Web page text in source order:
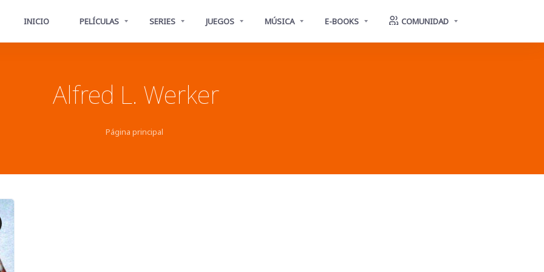
INICIO PELÍCULAS SERIES JUEGOS MÚSICA E-BOOKS COMUNIDAD
Alfred L. Werker
Página principal